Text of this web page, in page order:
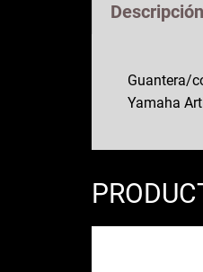
Descripción
Guantera/
Yamaha